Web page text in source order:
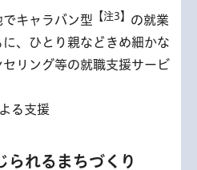
キャラバン型 【注3】 の就業
、ひとり親などきめ細かな
リング等の就職支援サービ
る支援
られるまちづくり